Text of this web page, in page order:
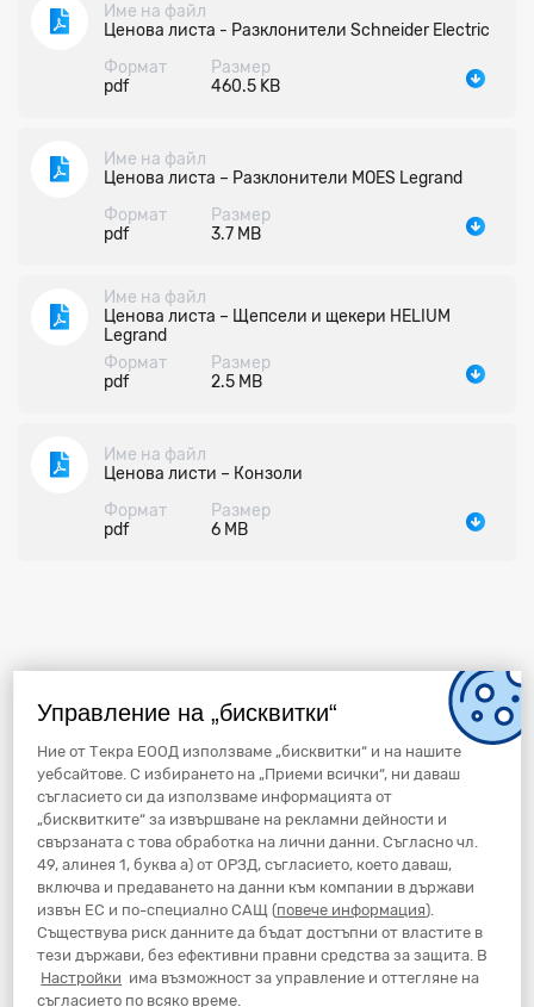
Управление на „бисквитки“
Ние от Текра ЕООД използваме „бисквитки“ и на нашите
уебсайтове. С избирането на „Приеми всички“, ни даваш
съгласието си да използваме информацията от
„бисквитките“ за извършване на рекламни дейности и
свързаната с това обработка на лични данни. Съгласно чл.
49, алинея 1, буква а) от ОРЗД, съгласието, което даваш,
включва и предаването на данни към компании в държави
извън ЕС и по-специално САЩ (повече информация).
Съществува риск данните да бъдат достъпни от властите в
тези държави, без ефективни правни средства за защита. В
Настройки има възможност за управление и оттегляне на
съгласието по всяко време.
Име на файл
Ценова листа - Разклонители Schneider Electric
Формат
pdf
Размер
460.5 KB
Име на файл
Ценова листа – Разклонители MOES Legrand
Формат
pdf
Размер
3.7 MB
Име на файл
Ценова листа – Щепсели и щекери HELIUM
Legrand
Формат
pdf
Размер
2.5 MB
Име на файл
Ценова листи – Конзоли
Формат
pdf
Размер
6 MB